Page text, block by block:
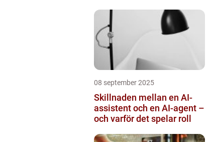
08 september 2025
Skillnaden mellan en AI-
assistent och en AI-agent –
och varför det spelar roll